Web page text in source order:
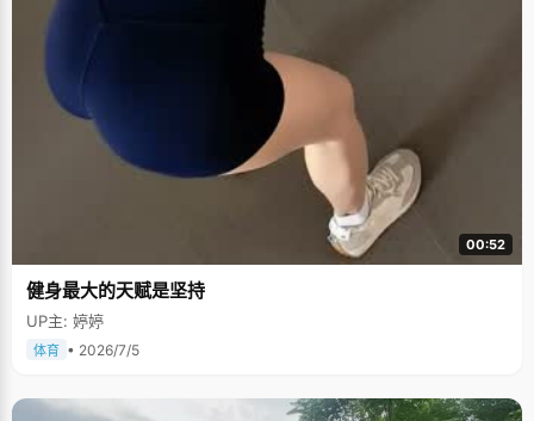
00:52
健身最大的天赋是坚持
UP主: 婷婷
体育 • 2026/7/5